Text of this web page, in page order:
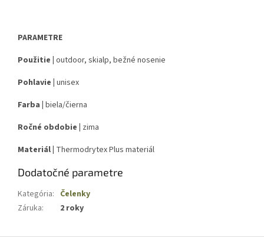
PARAMETRE
Použitie | outdoor, skialp, bežné nosenie
Pohlavie | unisex
Farba | biela/čierna
Ročné obdobie | zima
Materiál | Thermodrytex Plus materiál
Dodatočné parametre
Kategória: Čelenky
Záruka: 2 roky